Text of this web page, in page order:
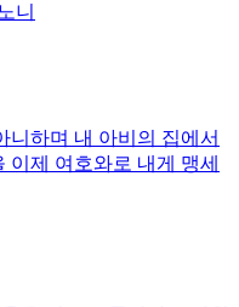
니
니하며 내 아비의 집에서
이제 여호와로 내게 맹세